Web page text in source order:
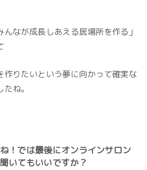
んなが成長しあえる居場所を作る」
作りたいという夢に向かって確実な
ね。
！では最後にオンラインサロン
いてもいいですか？